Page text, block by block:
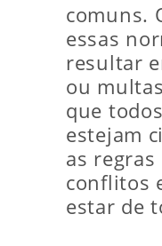
comuns.
essas
resultar
ou
que
estejam
as
conflitos
estar de